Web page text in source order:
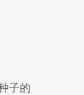
子的